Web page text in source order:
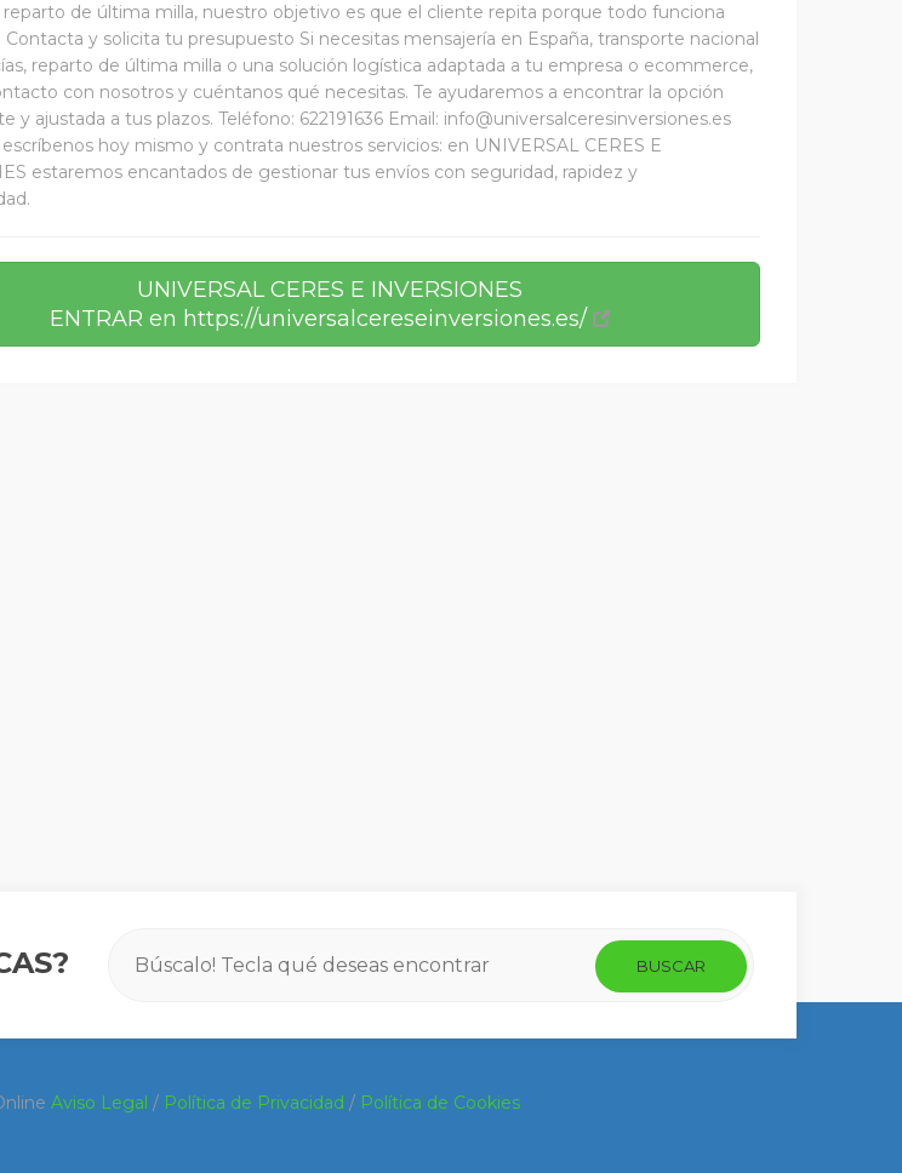
reparto de última milla, nuestro objetivo es que el cliente repita porque todo funciona
y solicita tu presupuesto Si necesitas mensajería en España, transporte nacional
reparto de última milla o una solución logística adaptada a tu empresa o ecommerce,
con nosotros y cuéntanos qué necesitas. Te ayudaremos a encontrar la opción
y ajustada a tus plazos. Teléfono: 622191636 Email: info@universalceresinversiones.es
hoy mismo y contrata nuestros servicios: en UNIVERSAL CERES E
estaremos encantados de gestionar tus envíos con seguridad, rapidez y
UNIVERSAL CERES E INVERSIONES
ENTRAR en https://universalcereseinversiones.es/
Aviso Legal / Política de Privacidad / Política de Cookies